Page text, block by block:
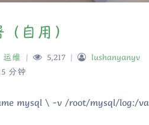
自用）
运维 | 5,217 |
lushanyanyv
分钟
mysql \ -v /root/mysql/log:/